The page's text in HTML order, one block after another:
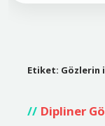
Etiket: Gözlerin
Dipliner